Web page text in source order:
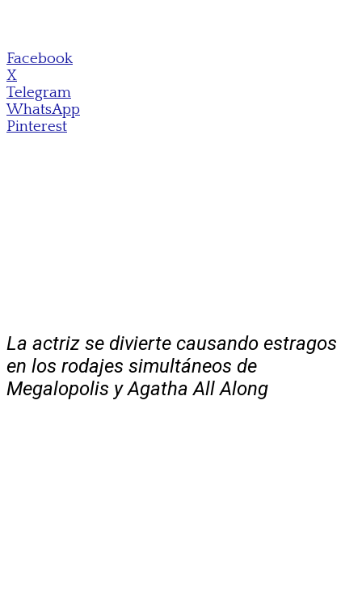
Facebook
X
Telegram
WhatsApp
Pinterest
La actriz se divierte causando estragos
en los rodajes simultáneos de
Megalopolis y Agatha All Along